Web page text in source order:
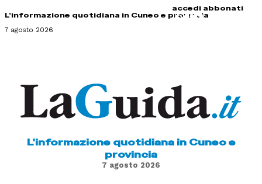
accedi abbonati
L'informazione quotidiana in Cuneo e provincia
7 agosto 2026
L'informazione quotidiana in Cuneo e
provincia
7 agosto 2026